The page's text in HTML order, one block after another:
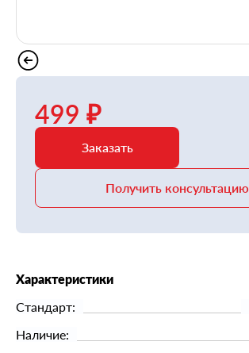
499 ₽
Заказать
Получить консультацию
Характеристики
Стандарт:
Наличие: